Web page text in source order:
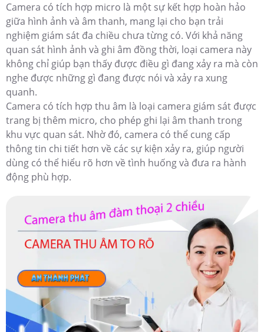
Camera có tích hợp micro là một sự kết hợp hoàn hảo
giữa hình ảnh và âm thanh, mang lại cho bạn trải
nghiệm giám sát đa chiều chưa từng có. Với khả năng
quan sát hình ảnh và ghi âm đồng thời, loại camera này
không chỉ giúp bạn thấy được điều gì đang xảy ra mà còn
nghe được những gì đang được nói và xảy ra xung
quanh.
Camera có tích hợp thu âm là loại camera giám sát được
trang bị thêm micro, cho phép ghi lại âm thanh trong
khu vực quan sát. Nhờ đó, camera có thể cung cấp
thông tin chi tiết hơn về các sự kiện xảy ra, giúp người
dùng có thể hiểu rõ hơn về tình huống và đưa ra hành
động phù hợp.